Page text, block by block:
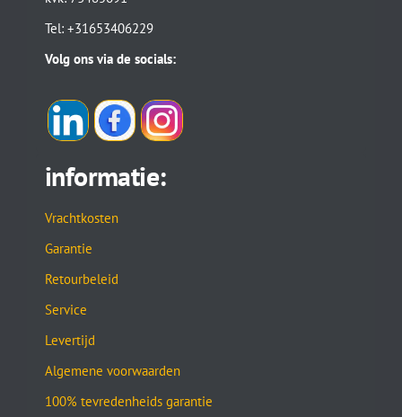
Tel: +31653406229
Volg ons via de socials:
informatie:
Vrachtkosten
Garantie
Retourbeleid
Service
Levertijd
Algemene voorwaarden
100% tevredenheids garantie